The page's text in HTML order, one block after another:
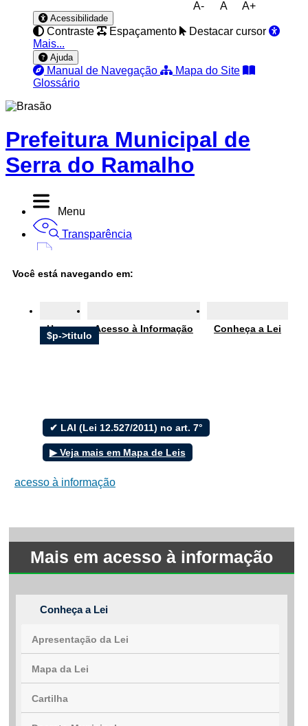
A- A A+
Acessibilidade
Contraste Espaçamento
Destacar cursor
Mais...
Ajuda
Manual de Navegação
Mapa do Site
Glossário
Prefeitura Municipal de
Serra do Ramalho
Menu
Transparência
Ouvidoria
e-SIC
Filtrar por todos
Acesso à Informação
Cidadão
Empresas
Fotos
Servidor
Transparência
Turistas
Videos
Fale conosco
Fale conosco
Telefone 1*
Você está navegando em:
Home Acesso à Informação Conheça a Lei
$p->titulo
✔ LAI (Lei 12.527/2011) no art. 7°
▶ Veja mais em Mapa de Leis
acesso à informação
Mais em acesso à informação
Conheça a Lei
Apresentação da Lei
Mapa da Lei
Cartilha